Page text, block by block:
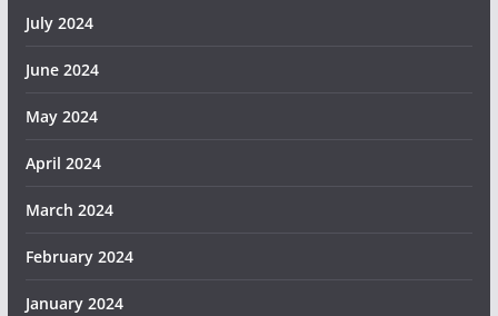
July 2024
June 2024
May 2024
April 2024
March 2024
February 2024
January 2024